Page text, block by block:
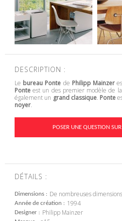
DESCRIPTION :
Le bureau Ponte de Philipp Mainzer
Ponte est un des premier modèle de
également un grand classique. Ponte
noyer.
POSER UNE QUESTION
DÉTAILS :
Dimensions De nombreuses
Année de création 1994
Designer Philipp Mainzer